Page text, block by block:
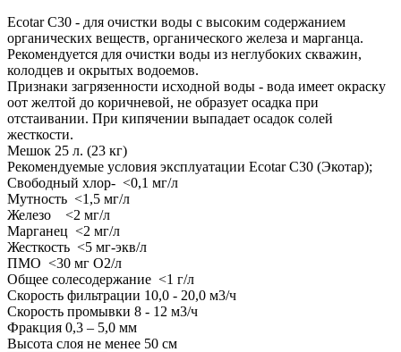
Ecotar С30 - для очистки воды с высоким содержанием
органических веществ, органического железа и марганца.
Рекомендуется для очистки воды из неглубоких скважин,
колодцев и окрытых водоемов.
Признаки загрязенности исходной воды - вода имеет окраску
оот желтой до коричневой, не образует осадка при
отстаивании. При кипячении выпадает осадок солей
жесткости.
Мешок 25 л. (23 кг)
Рекомендуемые условия эксплуатации Ecotar С30 (Экотар);
Свободный хлор- <0,1 мг/л
Мутность <1,5 мг/л
Железо <2 мг/л
Марганец <2 мг/л
Жесткость <5 мг-экв/л
ПМО <30 мг О2/л
Общее солесодержание <1 г/л
Скорость фильтрации 10,0 - 20,0 м3/ч
Скорость промывки 8 - 12 м3/ч
Фракция 0,3 – 5,0 мм
Высота слоя не менее 50 см